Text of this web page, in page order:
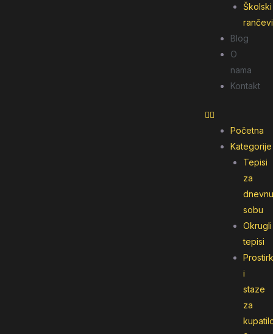
Školski
rančevi
Blog
O
nama
Kontakt
Početna
Kategorije
Tepisi
za
dnevnu
sobu
Okrugli
tepisi
i
staze
za